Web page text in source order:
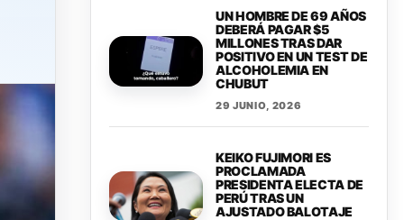
UN HOMBRE DE 69 AÑOS
DEBERÁ PAGAR $5
MILLONES TRAS DAR
POSITIVO EN UN TEST DE
ALCOHOLEMIA EN
CHUBUT
29 JUNIO, 2026
KEIKO FUJIMORI ES
PROCLAMADA
PRESIDENTA ELECTA DE
PERÚ TRAS UN
AJUSTADO BALOTAJE